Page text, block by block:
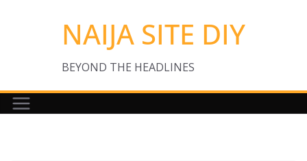
NAIJA SITE DIY
BEYOND THE HEADLINES